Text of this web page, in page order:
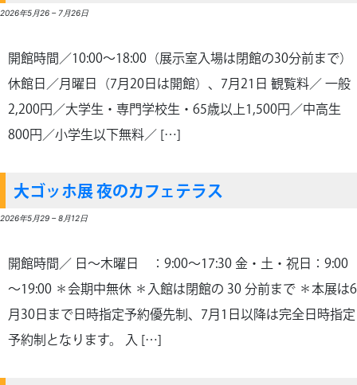
2026年5月26 – 7月26日
開館時間／10:00～18:00（展示室入場は閉館の30分前まで）
休館日／月曜日（7月20日は開館）、7月21日 観覧料／ ⼀般
2,200円／⼤学⽣・専⾨学校⽣・65歳以上1,500円／中高生
800円／⼩学⽣以下無料／ […]
大ゴッホ展 夜のカフェテラス
2026年5月29 –8月12日
開館時間／ 日～木曜日 ：9:00～17:30 金・土・祝日：9:00
～19:00 ＊会期中無休 ＊入館は閉館の 30 分前まで ＊本展は6
月30日まで日時指定予約優先制、7月1日以降は完全日時指定
予約制となります。 入 […]